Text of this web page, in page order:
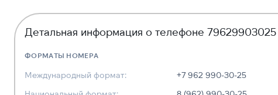
Детальная информация о телефоне 79629903025
ФОРМАТЫ НОМЕРА
Международный формат:
+7 962 990-30-25